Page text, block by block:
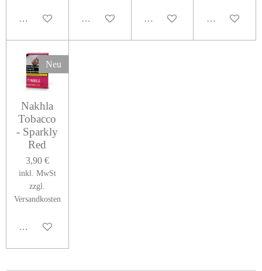
Bei Verfügbarkeit benachrichtigen
In den WarenkorbIn den WarenkorbIn den
Neu
Nakhla
Tobacco
- Sparkly
Red
3,90 €
inkl. MwSt
zzgl.
Versandkosten
In den Warenkorb